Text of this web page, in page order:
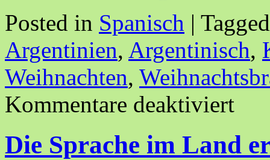
Posted in Spanisch | Tagged
Argentinien, Argentinisch,
Weihnachten,
Kommentare deaktiviert
Die Sprache im Land